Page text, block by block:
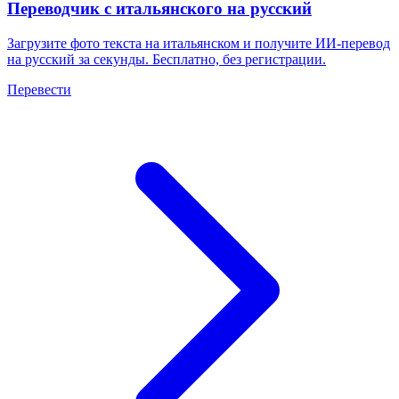
Переводчик с итальянского на русский
Загрузите фото текста на итальянском и получите ИИ-перевод
на русский за секунды. Бесплатно, без регистрации.
Перевести